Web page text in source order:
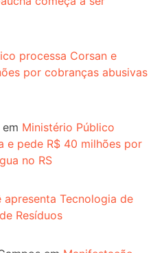
processa Corsan e
por cobranças abusivas
em Ministério Público
e pede R$ 40 milhões por
no RS
apresenta Tecnologia de
Resíduos